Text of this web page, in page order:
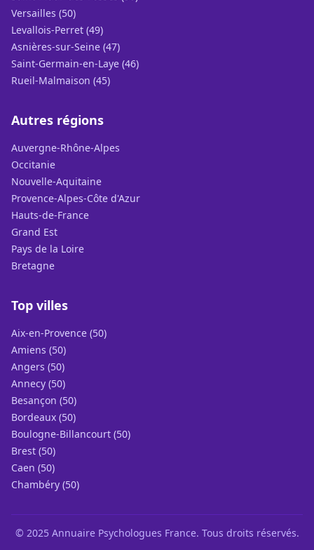
Versailles (50)
Levallois-Perret (49)
Asnières-sur-Seine (47)
Saint-Germain-en-Laye (46)
Rueil-Malmaison (45)
Autres régions
Auvergne-Rhône-Alpes
Occitanie
Nouvelle-Aquitaine
Provence-Alpes-Côte d'Azur
Hauts-de-France
Grand Est
Pays de la Loire
Bretagne
Top villes
Aix-en-Provence (50)
Amiens (50)
Angers (50)
Annecy (50)
Besançon (50)
Bordeaux (50)
Boulogne-Billancourt (50)
Brest (50)
Caen (50)
Chambéry (50)
© 2025 Annuaire Psychologues France. Tous droits réservés.